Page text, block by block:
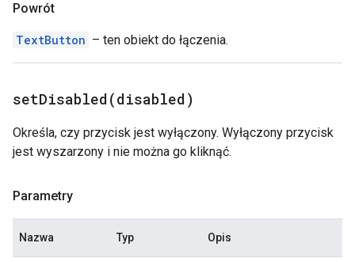
Powrót
TextButton – ten obiekt do łączenia.
setDisabled(disabled)
Określa, czy przycisk jest wyłączony. Wyłączony przycisk
jest wyszarzony i nie można go kliknąć.
Parametry
Nazwa Typ Opis